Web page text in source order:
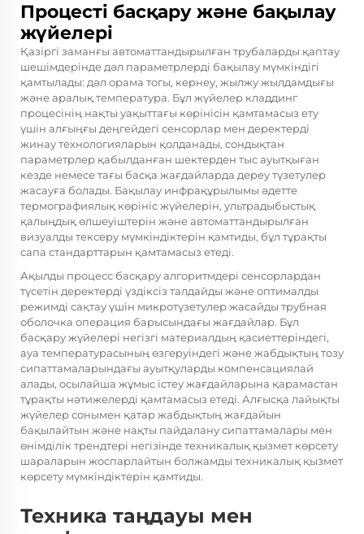
Процесті басқару және бақылау
жүйелері
Қазіргі заманғы автоматтандырылған трубаларды қаптау
шешімдерінде дәл параметрлерді бақылау мүмкіндігі
қамтылады: дәл орама тогы, кернеу, жылжу жылдамдығы
және аралық температура. Бұл жүйелер кладдинг
процесінің нақты уақыттағы көрінісін қамтамасыз ету
үшін алғыңғы деңгейдегі сенсорлар мен деректерді
жинау технологияларын қолданады, сондықтан
параметрлер қабылданған шектерден тыс ауытқыған
кезде немесе тағы басқа жағдайларда дереу түзетулер
жасауға болады. Бақылау инфрақұрылымы әдетте
термографиялық көрініс жүйелерін, ультрадыбыстық
қалыңдық өлшеуіштерін және автоматтандырылған
визуалды тексеру мүмкіндіктерін қамтиды, бұл тұрақты
сапа стандарттарын қамтамасыз етеді.
Ақылды процесс басқару алгоритмдері сенсорлардан
түсетін деректерді үздіксіз талдайды және оптималды
режимді сақтау үшін микротүзетулер жасайды трубная
оболочка операция барысындағы жағдайлар. Бұл
басқару жүйелері негізгі материалдың қасиеттеріндегі,
ауа температурасының өзгеруіндегі және жабдықтың тозу
сипаттамаларындағы ауытқуларды компенсациялай
алады, осылайша жұмыс істеу жағдайларына қарамастан
тұрақты нәтижелерді қамтамасыз етеді. Алғысқа лайықты
жүйелер сонымен қатар жабдықтың жағдайын
бақылайтын және нақты пайдалану сипаттамалары мен
өнімділік трендтері негізінде техникалық қызмет көрсету
шараларын жоспарлайтын болжамды техникалық қызмет
көрсету мүмкіндіктерін қамтиды.
Техника таңдауы мен